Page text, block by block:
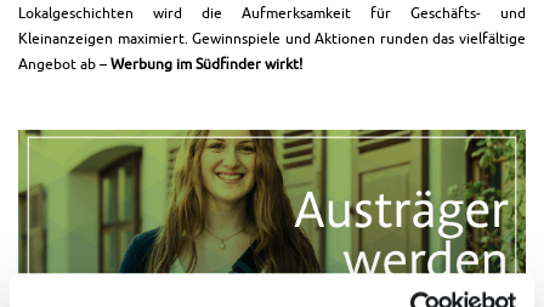
Lokalgeschichten wird die Aufmerksamkeit für Geschäfts- und
Kleinanzeigen maximiert. Gewinnspiele und Aktionen runden das vielfältige
Angebot ab –Werbung im Südfinder wirkt!